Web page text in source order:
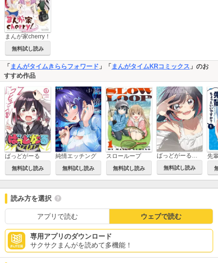
まんが家cherry！
無料試し読み
「 まんがタイムきららフォワード 」「 まんがタイムKRコミックス 」のお
すすめ作品
ばっどがーる
無料試し読み
純情エッチング
無料試し読み
スローループ
無料試し読み
ばっどがーる画集 Girls， be badness!
無料試し読み
読み方を選択
アプリで読む ウェブで読む
専用アプリのダウンロード
サクサクまんがを読めて多機能！